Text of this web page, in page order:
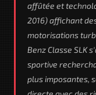
affûtée et
2016) affichant
motorisations
Benz Classe SLK
sportive
plus imposantes,